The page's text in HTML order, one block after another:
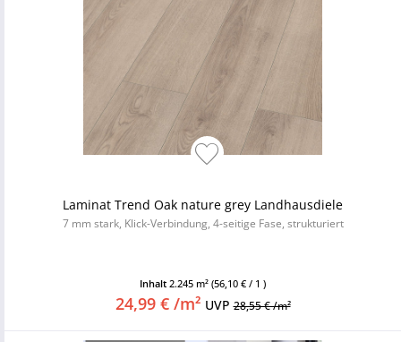
Laminat Trend Oak nature grey Landhausdiele
7 mm stark, Klick-Verbindung, 4-seitige Fase, strukturiert
Inhalt 2.245 m² (56,10 € / 1 )
24,99 € /m² UVP28,55 € /m²